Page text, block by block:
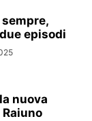
episodi
nuova